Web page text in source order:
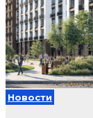
Новости